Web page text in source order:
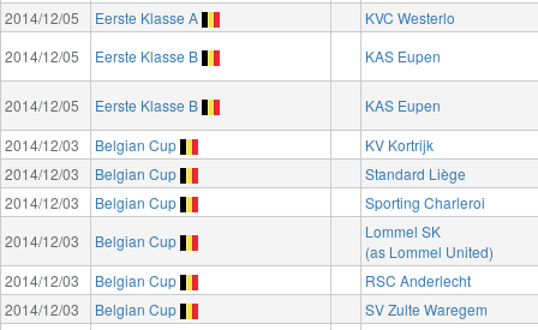
2014/12/05
Eerste Klasse A
KVC Westerlo
2014/12/05
Eerste Klasse B KAS Eupen
2014/12/05 Eerste Klasse B
KAS Eupen
2014/12/03
Belgian Cup
KV Kortrijk
2014/12/03
Belgian Cup
Standard Liège
2014/12/03
Belgian Cup
Sporting Charleroi
2014/12/03
Belgian Cup
Lommel SK
(as Lommel United)
2014/12/03
Belgian Cup
RSC Anderlecht
2014/12/03
Belgian Cup
SV Zulte Waregem